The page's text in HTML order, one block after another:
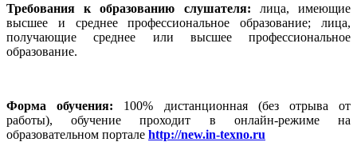
Требования к образованию слушателя: лица, имеющие
высшее и среднее профессиональное образование; лица,
получающие среднее или высшее профессиональное
образование.
Форма обучения: 100% дистанционная (без отрыва от
работы), обучение проходит в онлайн-режиме на
образовательном портале http://new.in-texno.ru